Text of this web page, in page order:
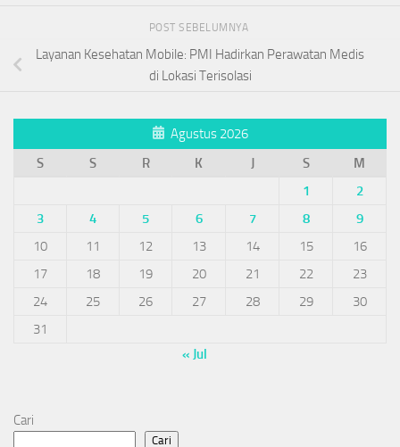
POST SEBELUMNYA
Layanan Kesehatan Mobile: PMI Hadirkan Perawatan Medis
di Lokasi Terisolasi
Agustus 2026
S
S R K J S
M
1
2
3
4 5 6 7 8
9
10
11 12 13 14 15
16
17
18 19 20 21 22
23
24
25 26 27 28 29
30
31
« Jul
Cari
Cari